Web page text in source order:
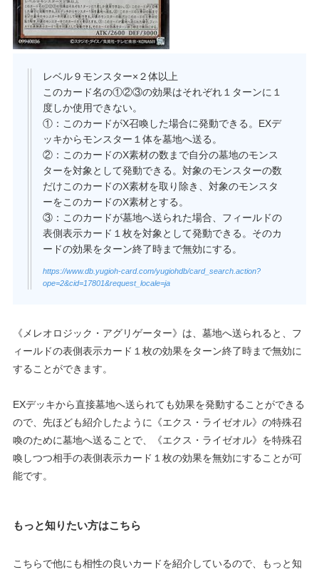
レベル９モンスター×２体以上
このカード名の①②③の効果はそれぞれ１ターンに１
度しか使用できない。
①：このカードがX召喚した場合に発動できる。EXデ
ッキからモンスター１体を墓地へ送る。
②：このカードのX素材の数まで自分の墓地のモンス
ターを対象として発動できる。対象のモンスターの数
だけこのカードのX素材を取り除き、対象のモンスタ
ーをこのカードのX素材とする。
③：このカードが墓地へ送られた場合、フィールドの
表側表示カード１枚を対象として発動できる。そのカ
ードの効果をターン終了時まで無効にする。
https://www.db.yugioh-card.com/yugiohdb/card_search.action?
ope=2&cid=17801&request_locale=ja
《メレオロジック・アグリゲーター》は、墓地へ送られると、フ
ィールドの表側表示カード１枚の効果をターン終了時まで無効に
することができます。
EXデッキから直接墓地へ送られても効果を発動することができる
ので、先ほども紹介したように《エクス・ライゼオル》の特殊召
喚のために墓地へ送ることで、《エクス・ライゼオル》を特殊召
喚しつつ相手の表側表示カード１枚の効果を無効にすることが可
能です。
もっと知りたい方はこちら
こちらで他にも相性の良いカードを紹介しているので、もっと知